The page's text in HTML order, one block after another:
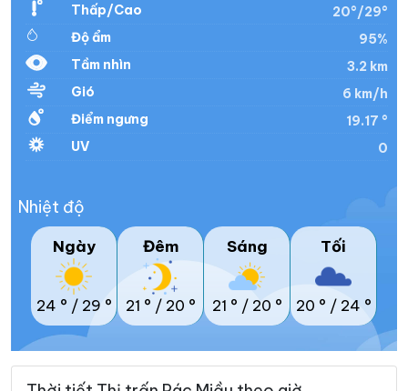
Thấp/Cao
20°/29°
Độ ẩm
95%
Tầm nhìn
3.2 km
Gió
6 km/h
Điểm ngưng
19.17 °
UV
0
Nhiệt độ
Ngày
24 ° / 29 °
Đêm
21 ° / 20 °
Sáng
21 ° / 20 °
Tối
20 ° / 24 °